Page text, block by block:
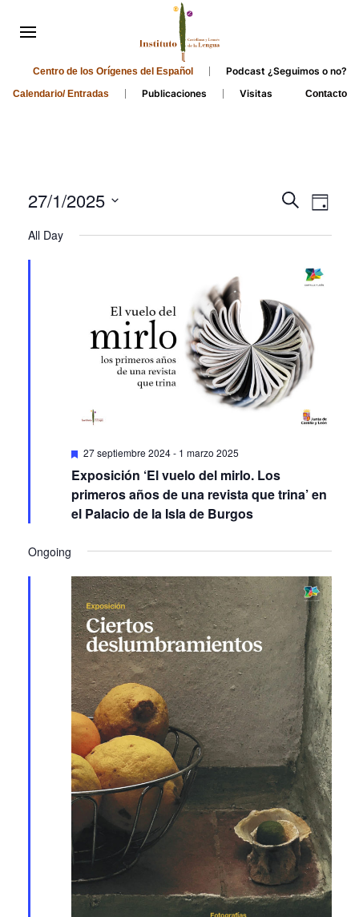
Centro de los Orígenes del Español Podcast ¿Seguimos o no?
Calendario/ Entradas Publicaciones
Visitas
Search
and
Views
Day
Select
date.
All Day
Featured
27 septiembre 2024-1 marzo 2025
Exposición ‘El vuelo del mirlo. Los
primeros años de una revista que trina’ en
Ongoing